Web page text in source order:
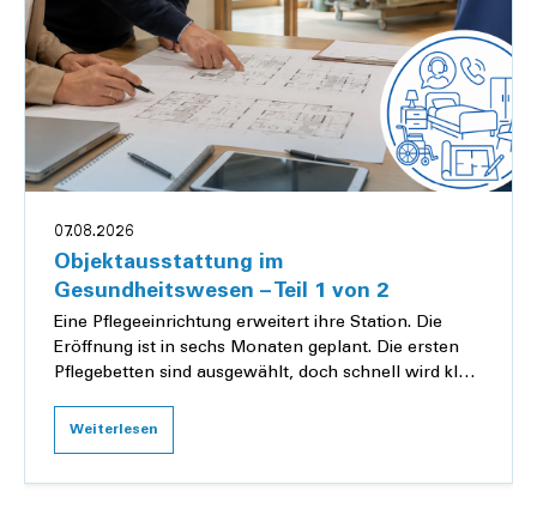
07.08.2026
Objektausstattung im
Gesundheitswesen – Teil 1 von 2
Eine Pflegeeinrichtung erweitert ihre Station. Die
Eröffnung ist in sechs Monaten geplant. Die ersten
Pflegebetten sind ausgewählt, doch schnell wird klar:
Weiterlesen